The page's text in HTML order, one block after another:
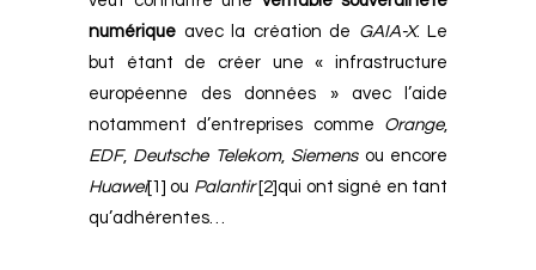
numérique avec la création de GAIA-X. Le
but étant de créer une « infrastructure
européenne des données » avec l’aide
notamment d’entreprises comme Orange,
EDF, Deutsche Telekom, Siemensou encore
Huawei[1] ou Palantir [2]qui ont signé en tant
qu’adhérentes…